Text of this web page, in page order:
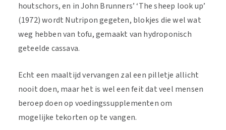
houtschors, en in John Brunners’ ‘The sheep look up’
(1972) wordt Nutripon gegeten, blokjes die wel wat
weg hebben van tofu, gemaakt van hydroponisch
geteelde cassava.
Echt een maaltijd vervangen zal een pilletje allicht
nooit doen, maar het is wel een feit dat veel mensen
beroep doen op voedingssupplementen om
mogelijke tekorten op te vangen.